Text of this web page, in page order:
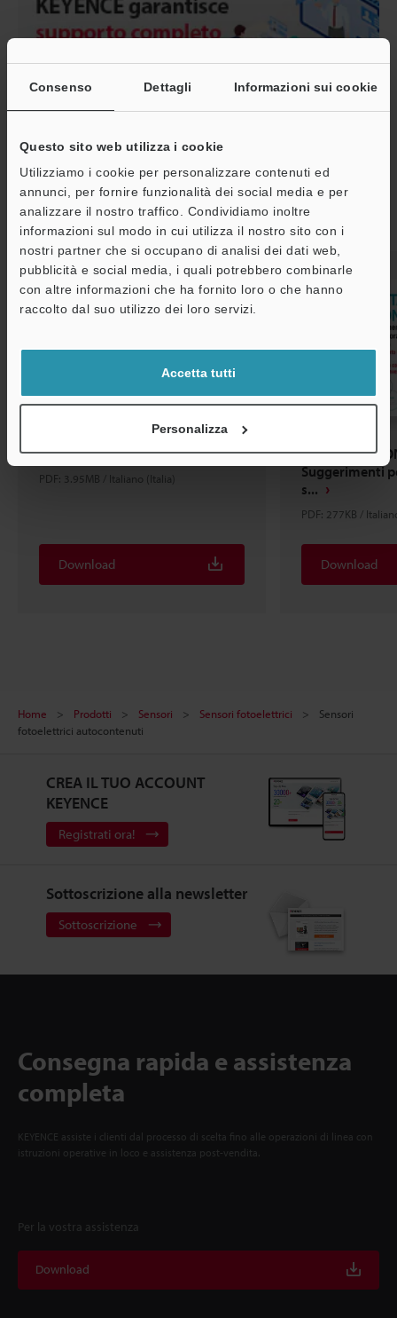
Consenso Dettagli Informazioni sui cookie
Questo sito web utilizza i cookie
Utilizziamo i cookie per personalizzare contenuti ed
annunci, per fornire funzionalità dei social media e per
analizzare il nostro traffico. Condividiamo inoltre
informazioni sul modo in cui utilizza il nostro sito con i
nostri partner che si occupano di analisi dei dati web,
pubblicità e social media, i quali potrebbero combinarle
con altre informazioni che ha fornito loro o che hanno
raccolto dal suo utilizzo dei loro servizi.
Accetta tutti
Personalizza
Articoli consigliati
What is a sensor? Sensor Basics
PDF: 3.95MB / Italiano (Italia)
Download
VANTAGGI
Suggerimenti
s...
PDF: 277KB /
Download
Home Prodotti Sensori Sensori fotoelettrici
Sensori
fotoelettrici autocontenuti
CREA IL TUO ACCOUNT
KEYENCE
Registrati ora!
Sottoscrizione alla newsletter
Sottoscrizione
Consegna rapida e assistenza
completa
KEYENCE assiste i clienti dal processo di scelta fino alle operazioni di linea con
istruzioni operative in loco e assistenza post-vendita.
Per la vostra assistenza
Download